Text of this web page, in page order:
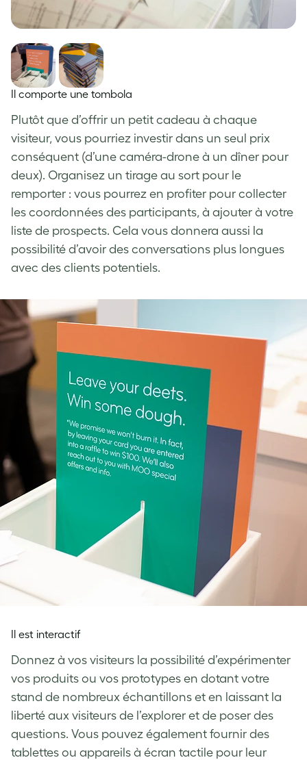
Il comporte une tombola
Plutôt que d’offrir un petit cadeau à chaque
visiteur, vous pourriez investir dans un seul prix
conséquent (d’une caméra-drone à un dîner pour
deux). Organisez un tirage au sort pour le
remporter : vous pourrez en profiter pour collecter
les coordonnées des participants, à ajouter à votre
liste de prospects. Cela vous donnera aussi la
possibilité d’avoir des conversations plus longues
avec des clients potentiels.
Il est interactif
Donnez à vos visiteurs la possibilité d’expérimenter
vos produits ou vos prototypes en dotant votre
stand de nombreux échantillons et en laissant la
liberté aux visiteurs de l’explorer et de poser des
questions. Vous pouvez également fournir des
tablettes ou appareils à écran tactile pour leur